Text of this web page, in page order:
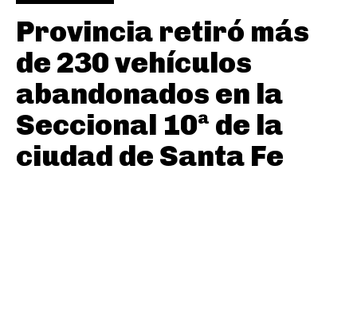
Provincia retiró más
de 230 vehículos
abandonados en la
Seccional 10ª de la
ciudad de Santa Fe